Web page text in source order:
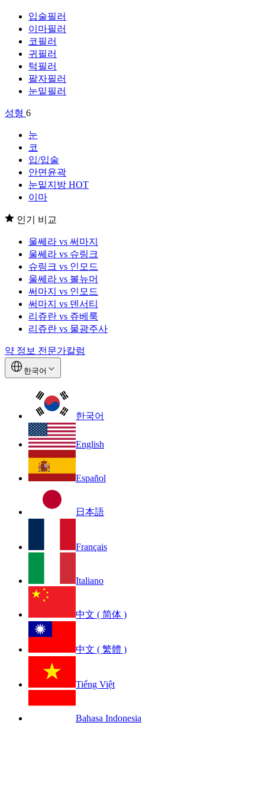
입술필러
이마필러
코필러
귀필러
턱필러
팔자필러
눈밑필러
성형 6
눈
코
입/입술
안면윤곽
눈밑지방 HOT
이마
인기 비교
울쎄라 vs 써마지
울쎄라 vs 슈링크
슈링크 vs 인모드
울쎄라 vs 볼뉴머
써마지 vs 인모드
써마지 vs 덴서티
리쥬란 vs 쥬베룩
리쥬란 vs 물광주사
약 정보 전문가칼럼
한국어
한국어
English
Español
日本語
Français
Italiano
中文 ( 简体 )
中文 ( 繁體 )
Tiếng Việt
Bahasa Indonesia